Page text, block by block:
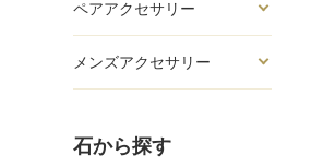
ペアアクセサリー
メンズアクセサリー
石から探す